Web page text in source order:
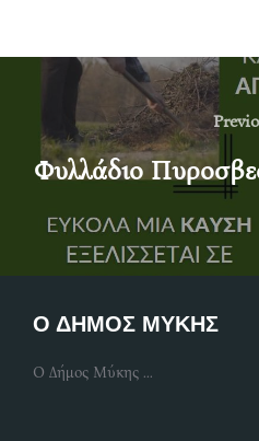
navigation
Φυλλάδιο
Ο ΔΗΜΟΣ ΜΥΚΗΣ
Ο Δήμος Μύκης ...